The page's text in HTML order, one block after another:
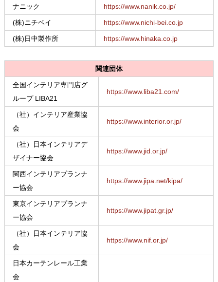
ナニック https://www.nanik.co.jp/
(株)ニチベイ https://www.nichi-bei.co.jp
(株)日中製作所 https://www.hinaka.co.jp
関連団体
全国インテリア専門店グ
ループ LIBA21
https://www.liba21.com/
（社）インテリア産業協
会
https://www.interior.or.jp/
（社）日本インテリアデ
ザイナー協会
https://www.jid.or.jp/
関西インテリアプランナ
ー協会
https://www.jipa.net/kipa/
東京インテリアプランナ
ー協会
https://www.jipat.gr.jp/
（社）日本インテリア協
会
https://www.nif.or.jp/
日本カーテンレール工業
会